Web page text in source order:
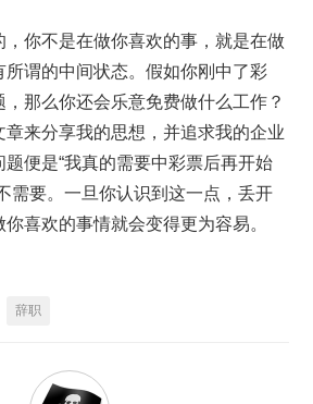
，你不是在做你喜欢的事，就是在做
所谓的中间状态。假如你刚中了彩
那么你还会乐意免费做什么工作？
章来分享我的思想，并追求我的企业
便是“我真的需要中彩票后再开始
需要。一旦你认识到这一点，丢开
喜欢的事情就会变得更为容易。
辞职